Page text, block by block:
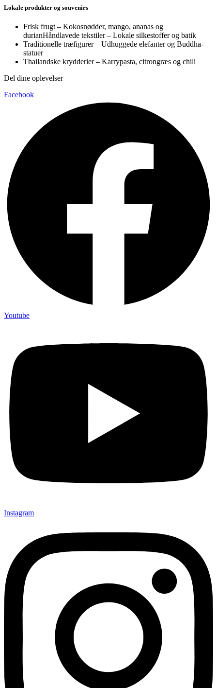
Lokale produkter og souvenirs
Frisk frugt – Kokosnødder, mango, ananas og
durianHåndlavede tekstiler – Lokale silkestoffer og batik
Traditionelle træfigurer – Udhuggede elefanter og Buddha-
statuer
Thailandske krydderier – Karrypasta, citrongræs og chili
Del dine oplevelser
Facebook
Youtube
Instagram